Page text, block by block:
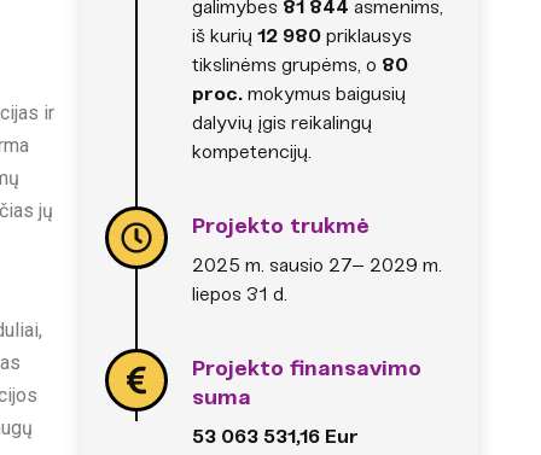
ir
jų
galimybes 81 844asmenims,
iš kurių12 980 priklausys
tikslinėms grupėms, o 80
proc. mokymus baigusių
dalyvių įgis reikalingų
kompetencijų.
Projekto trukmė
2025 m. sausio 27– 2029 m.
liepos 31 d.
Projekto finansavimo
suma
53 063 531,16 Eur